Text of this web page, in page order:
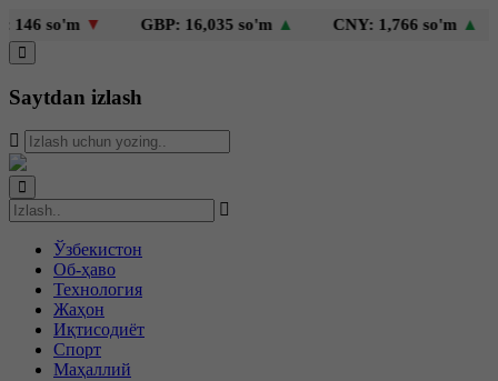
so'm▼ GBP: 16,035 so'm▲ CNY: 1,766 so'm▲
Saytdan izlash
Ўзбекистон
Об-ҳаво
Технология
Жаҳон
Иқтисодиёт
Спорт
Маҳаллий